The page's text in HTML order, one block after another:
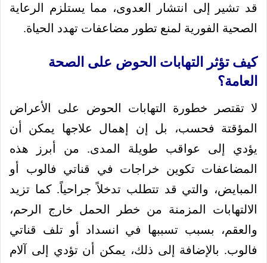
قد تشير إلى انتشار العدوى، مما يستلزم الرعاية
الصحية الفورية لمنع تطور مضاعفات تهدد الحياة.
كيف تؤثر التهابات الحوض على الصحة
العامة؟
لا تقتصر خطورة التهابات الحوض على الأعراض
المؤقتة فحسب، بل إن إهمال علاجها يمكن أن
يؤدي إلى عواقب طويلة المدى. من أبرز هذه
المضاعفات تكوين خراجات في قناتي فالوب أو
المبايض، والتي قد تتطلب تدخلاً جراحياً. كما تزيد
الالتهابات المزمنة من خطر الحمل خارج الرحم،
والعقم، بسبب تسببها في انسداد أو تلف قناتي
فالوب. بالإضافة إلى ذلك، يمكن أن تؤدي إلى آلام